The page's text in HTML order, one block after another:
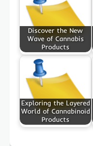
Discover the New
Wave of Cannabis
Products
Exploring the Layered
World of Cannabinoid
Products